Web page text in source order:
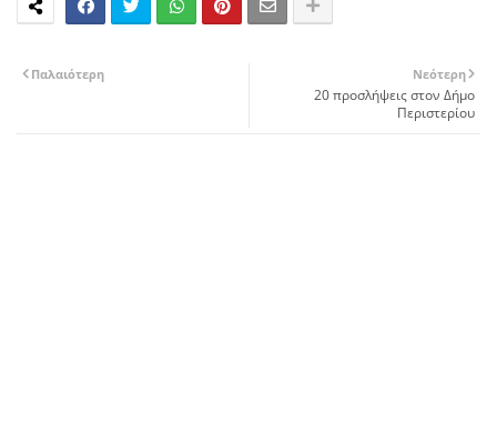
Νεότερη
20 προσλήψεις στον Δήμο
Περιστερίου
Παλαιότερη